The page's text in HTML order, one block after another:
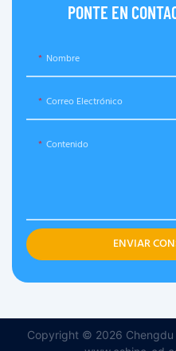
PONTE EN
Nombre
Correo Electrónico
Contenido
ENVIAR
Copyright © 2026 Chengdu